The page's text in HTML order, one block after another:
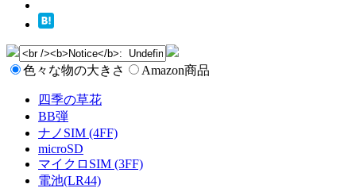
色々な物の大きさ Amazon商品
四季の草花
BB弾
ナノSIM (4FF)
microSD
マイクロSIM (3FF)
電池(LR44)